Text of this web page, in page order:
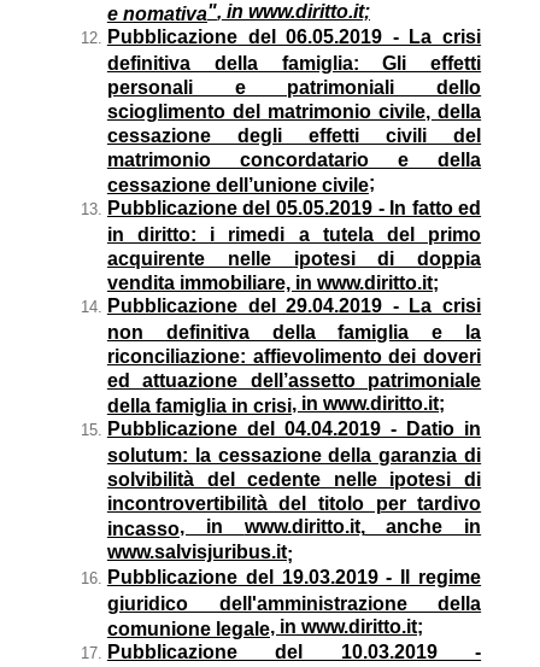
e nomativa", in www.diritto.it;
Pubblicazione del 06.05.2019 - La crisi
definitiva della famiglia: Gli effetti
personali e patrimoniali dello
scioglimento del matrimonio civile, della
cessazione degli effetti civili del
matrimonio concordatario e della
cessazione dell’unione civile;
Pubblicazione del 05.05.2019 - In fatto ed
in diritto: i rimedi a tutela del primo
acquirente nelle ipotesi di doppia
vendita immobiliare, in www.diritto.it;
Pubblicazione del 29.04.2019 - La crisi
non definitiva della famiglia e la
riconciliazione: affievolimento dei doveri
ed attuazione dell’assetto patrimoniale
della famiglia in crisi, in www.diritto.it;
Pubblicazione del 04.04.2019 - Datio in
solutum: la cessazione della garanzia di
solvibilità del cedente nelle ipotesi di
incontrovertibilità del titolo per tardivo
incasso, in www.diritto.it,anche in
www.salvisjuribus.it;
Pubblicazione del 19.03.2019 - Il regime
giuridico dell'amministrazione della
comunione legale, in www.diritto.it;
Pubblicazione del 10.03.2019 -